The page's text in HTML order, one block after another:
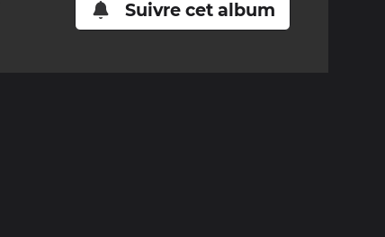
Suivre cet album